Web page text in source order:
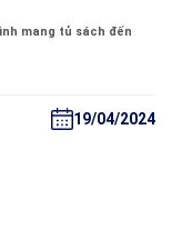
mang tủ sách đến
19/04/2024